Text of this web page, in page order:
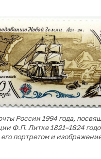
России 1994 года,
Ф.П. Литке 1821–1824
портретом и